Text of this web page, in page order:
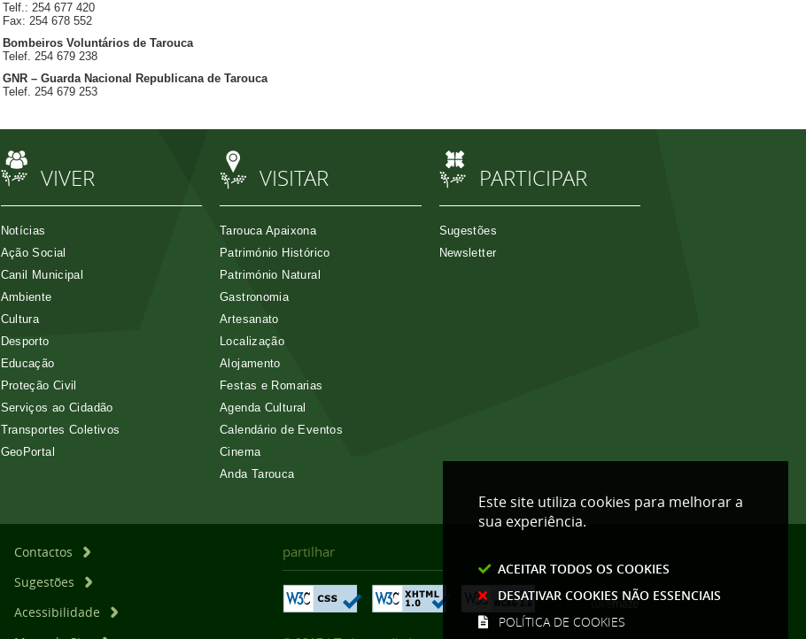
Telf.: 254 677 420
Fax: 254 678 552
Bombeiros Voluntários de Tarouca
Telef. 254 679 238
GNR – Guarda Nacional Republicana de Tarouca
Telef. 254 679 253
VIVER
Notícias
Ação Social
Canil Municipal
Ambiente
Cultura
Desporto
Educação
Proteção Civil
Serviços ao Cidadão
Transportes Coletivos
GeoPortal
VISITAR
Tarouca Apaixona
Património Histórico
Património Natural
Gastronomia
Artesanato
Localização
Alojamento
Festas e Romarias
Agenda Cultural
Calendário de Eventos
Cinema
Anda Tarouca
PARTICIPAR
Sugestões
Newsletter
Contactos
Sugestões
Acessibilidade
partilhar
Este site utiliza cookies para melhorar a
sua experiência.
ACEITAR TODOS OS COOKIES
DESATIVAR COOKIES NÃO ESSENCIAIS
POLÍTICA DE COOKIES